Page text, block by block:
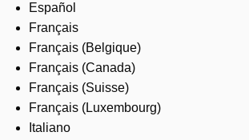
Español
Français
Français (Belgique)
Français (Canada)
Français (Suisse)
Français (Luxembourg)
Italiano